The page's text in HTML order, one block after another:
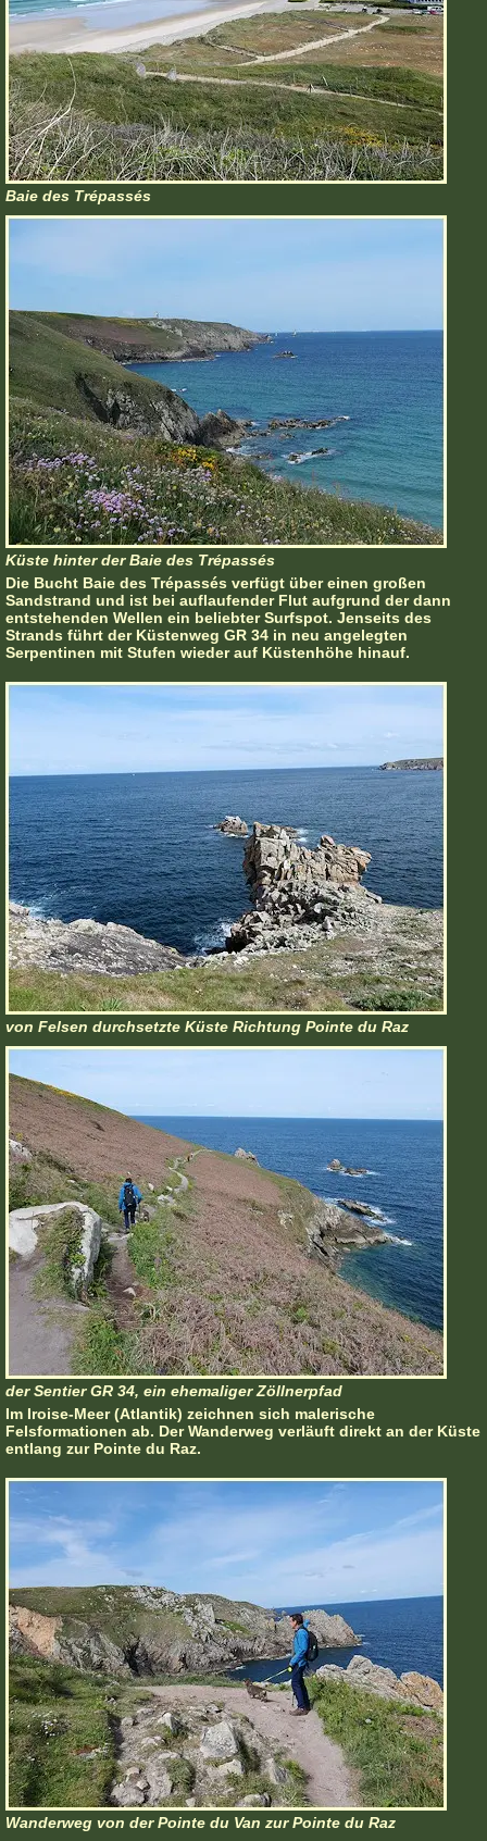
Baie des Trépassés
Küste hinter der Baie des Trépassés
Die Bucht Baie des Trépassés verfügt über einen großen
Sandstrand und ist bei auflaufender Flut aufgrund der dann
entstehenden Wellen ein beliebter Surfspot. Jenseits des
Strands führt der Küstenweg GR 34 in neu angelegten
Serpentinen mit Stufen wieder auf Küstenhöhe hinauf.
von Felsen durchsetzte Küste Richtung Pointe du Raz
der Sentier GR 34, ein ehemaliger Zöllnerpfad
Im Iroise-Meer (Atlantik) zeichnen sich malerische
Felsformationen ab. Der Wanderweg verläuft direkt an der Küste
entlang zur Pointe du Raz.
Wanderweg von der Pointe du Van zur Pointe du Raz